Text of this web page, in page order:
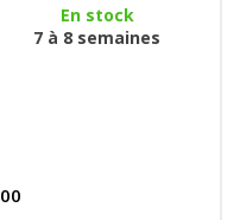
En stock
7 à 8 semaines
00